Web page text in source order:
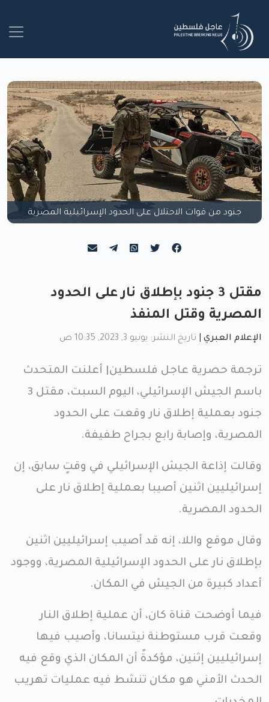
جنود من قوات الاحتلال على الحدود الإسرائيلية المصرية
مقتل 3 جنود بإطلاق نار على الحدود
المصرية وقتل المنفذ
الإعلام العبري تاريخ النشر: يونيو 3, 2023, 10:35 ص
ترجمة حصرية عاجل فلسطين| أعلنت المتحدث
باسم الجيش الإسرائيلي، اليوم السبت، مقتل 3
جنود بعملية إطلاق نار وقعت على الحدود
المصرية، وإصابة رابع بجراح طفيفة.
وقالت إذاعة الجيش الإسرائيلي في وقتٍ سابق، إن
إسرائيليين اثنين أصيبا بعملية إطلاق نار على
الحدود المصرية.
وقال موقع واللا، إنه قد أصيب إسرائيليين اثنين
بإطلاق نار على الحدود الإسرائيلية المصرية، ووجود
أعداد كبيرة من الجيش في المكان.
فيما أوضحت قناة كان، أن عملية إطلاق النار
وقعت قرب مستوطنة نيتسانا، وأصيب فيها
إسرائيليين إثنين، مؤكدةً أن المكان الذي وقع فيه
الحدث الأمني هو مكان تنشط فيه عمليات تهريب